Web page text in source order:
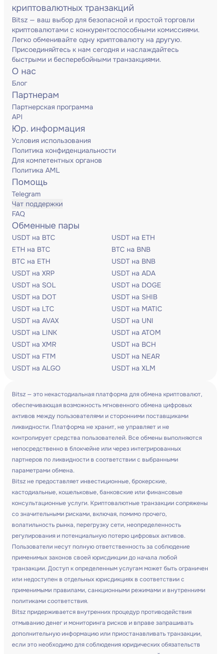
криптовалютных транзакций
Bitsz — ваш выбор для безопасной и простой торговли
криптовалютами с конкурентоспособными комиссиями.
Легко обменивайте одну криптовалюту на другую.
Присоединяйтесь к нам сегодня и наслаждайтесь
быстрыми и бесперебойными транзакциями.
О нас
Блог
Партнерам
Партнерская программа
API
Юр. информация
Условия использования
Политика конфиденциальности
Для компетентных органов
Политика AML
Помощь
Telegram
Чат поддержки
FAQ
Обменные пары
USDT на BTC
USDT на ETH
ETH на BTC
BTC на BNB
BTC на ETH
USDT на BNB
USDT на XRP
USDT на ADA
USDT на SOL
USDT на DOGE
USDT на DOT
USDT на SHIB
USDT на LTC
USDT на MATIC
USDT на AVAX
USDT на UNI
USDT на LINK
USDT на ATOM
USDT на XMR
USDT на BCH
USDT на FTM
USDT на NEAR
USDT на ALGO
USDT на XLM
Bitsz — это некастодиальная платформа для обмена криптовалют,
обеспечивающая возможность мгновенного обмена цифровых
активов между пользователями и сторонними поставщиками
ликвидности. Платформа не хранит, не управляет и не
контролирует средства пользователей. Все обмены выполняются
непосредственно в блокчейне или через интегрированных
партнеров по ликвидности в соответствии с выбранными
параметрами обмена.
Bitsz не предоставляет инвестиционные, брокерские,
кастодиальные, кошельковые, банковские или финансовые
консультационные услуги. Криптовалютные транзакции сопряжены
со значительными рисками, включая, помимо прочего,
волатильность рынка, перегрузку сети, неопределенность
регулирования и потенциальную потерю цифровых активов.
Пользователи несут полную ответственность за соблюдение
применимых законов своей юрисдикции до начала любой
транзакции. Доступ к определенным услугам может быть ограничен
или недоступен в отдельных юрисдикциях в соответствии с
применимыми правилами, санкционными режимами и внутренними
политиками соответствия.
Bitsz придерживается внутренних процедур противодействия
отмыванию денег и мониторинга рисков и вправе запрашивать
дополнительную информацию или приостанавливать транзакции,
если это необходимо для соблюдения юридических обязательств